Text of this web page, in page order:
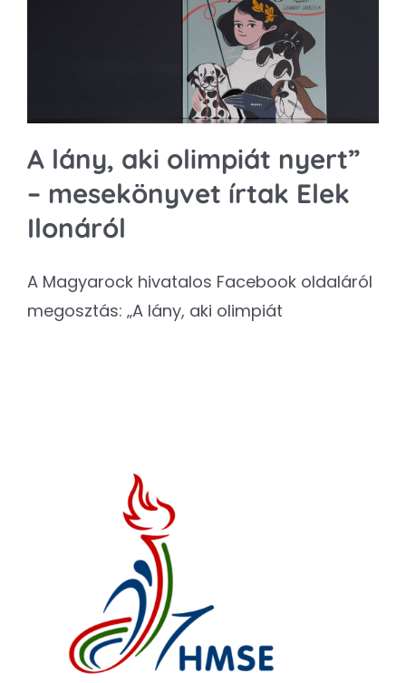
A lány, aki olimpiát nyert”
– mesekönyvet írtak Elek
Ilonáról
A Magyarock hivatalos Facebook oldaláról
megosztás: „A lány, aki olimpiát